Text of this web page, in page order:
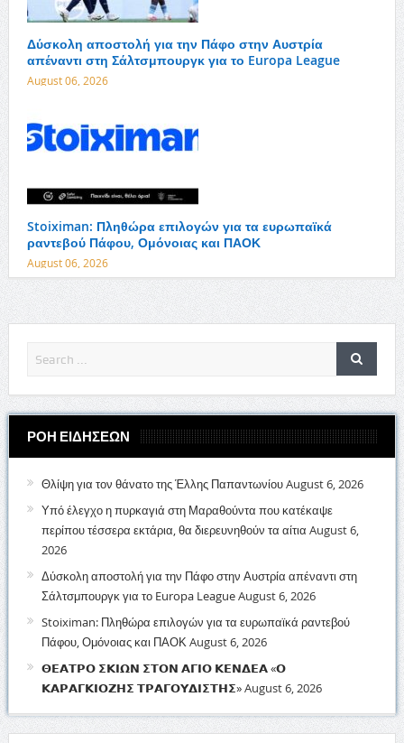
Δύσκολη αποστολή για την Πάφο στην Αυστρία
απέναντι στη Σάλτσμπουργκ για το Europa League
August 06, 2026
Stoiximan: Πληθώρα επιλογών για τα ευρωπαϊκά
ραντεβού Πάφου, Ομόνοιας και ΠΑΟΚ
August 06, 2026
ΡΟΗ ΕΙΔΗΣΕΩΝ
Θλίψη για τον θάνατο της Έλλης ΠαπαντωνίουAugust 6, 2026
Υπό έλεγχο η πυρκαγιά στη Μαραθούντα που κατέκαψε
περίπου τέσσερα εκτάρια, θα διερευνηθούν τα αίτια August 6,
2026
Δύσκολη αποστολή για την Πάφο στην Αυστρία απέναντι στη
Σάλτσμπουργκ για το Europa LeagueAugust 6, 2026
Stoiximan: Πληθώρα επιλογών για τα ευρωπαϊκά ραντεβού
Πάφου, Ομόνοιας και ΠΑΟΚAugust 6, 2026
𝝝𝝚𝝖𝝩𝝦𝝤 𝝨𝝟𝝞𝝮𝝢 𝝨𝝩𝝤𝝢 𝝖𝝘𝝞𝝤 𝝟𝝚𝝢𝝙𝝚𝝖 «𝝤
𝝟𝝖𝝦𝝖𝝘𝝟𝝞𝝤𝝛𝝜𝝨 𝝩𝝦𝝖𝝘𝝤𝝪𝝙𝝞𝝨𝝩𝝜𝝨»August 6, 2026